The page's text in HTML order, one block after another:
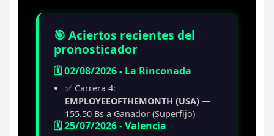
🎯 Aciertos recientes del
pronosticador
🗓️ 02/08/2026 - La Rinconada
✅ Carrera 4:
EMPLOYEEOFTHEMONTH (USA) —
155.50 Bs a Ganador (Superfijo)
🗓️ 25/07/2026 - Valencia